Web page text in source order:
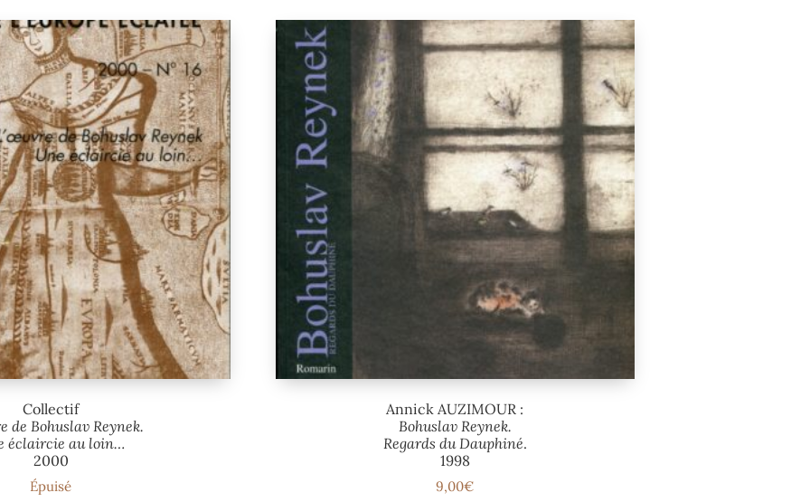
Collectif
de Bohuslav Reynek.
éclaircie au loin…
2000
Épuisé
Annick AUZIMOUR :
Bohuslav Reynek.
Regards du Dauphiné.
1998
9,00€